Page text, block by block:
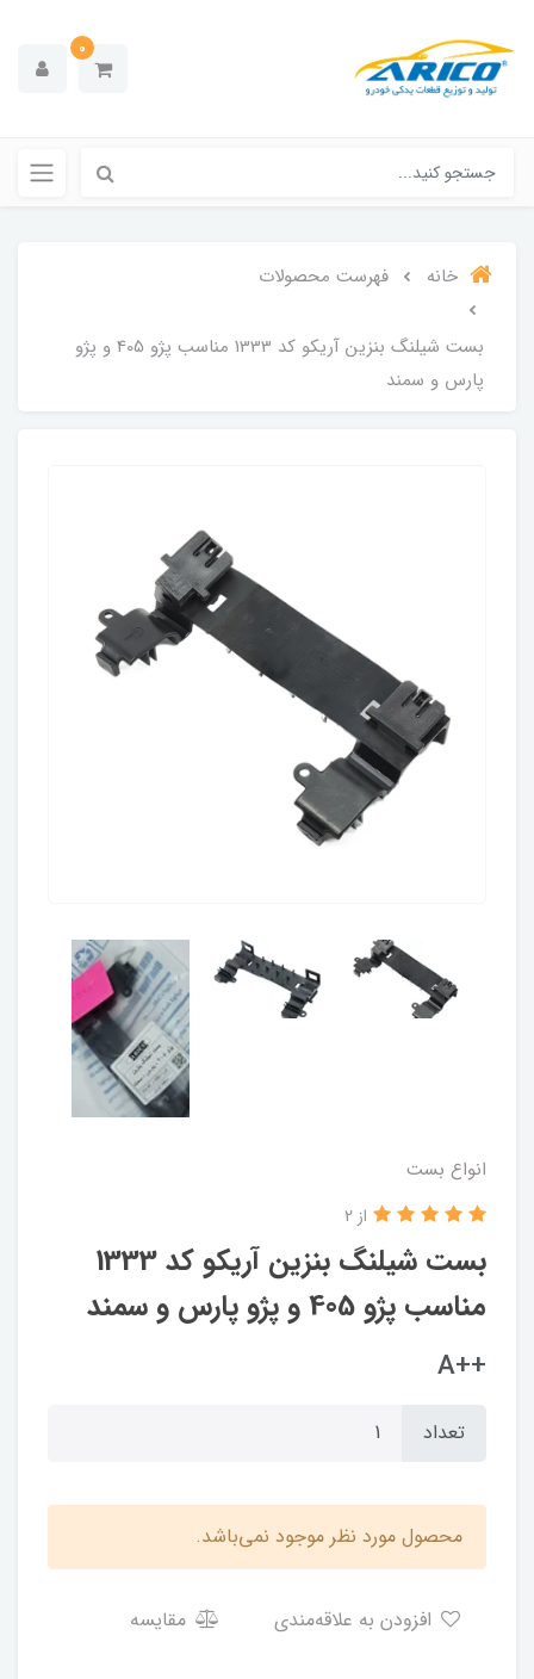
0
خانه فهرست محصولات
بست شیلنگ بنزین آریکو کد 1333 مناسب پژو 405 و پژو
پارس و سمند
انواع بست
بست شیلنگ بنزین آریکو کد 1333
مناسب پژو 405 و پژو پارس و سمند
از 2
++A
تعداد
محصول مورد نظر موجود نمی‌باشد.
مقایسه